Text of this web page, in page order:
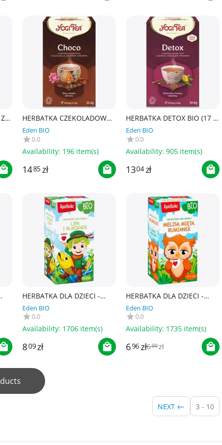
HERBATKA CZEKOLADOWA
Z KAKAO (CHOCO) BIO (17 x
2,2 g) 37,4 g - YOGI TEA
Eden BIO
0.0
Availability: 196 item(s)
1485zł
HERBATKA DETOX BIO (17 x
1,8 g) 30,6 g - YOGI TEA
Eden BIO
0.0
Availability: 905 item(s)
1304zł
-
HERBATKA DLA DZIECI -
LIPA, RUMIANEK I MIĘTA
BIO (20 x 1,5 g) 30 g -
APOTHEKE
Eden BIO
0.0
Availability: 1706 item(s)
809zł
HERBATKA DLA DZIECI -
MELISA, MIĘTA I RUMIANEK
BIO (20 x 1,5 g) 30 g -
APOTHEKE
Eden BIO
0.0
Availability: 1735 item(s)
696zł699zł
NEXT 3 - 10